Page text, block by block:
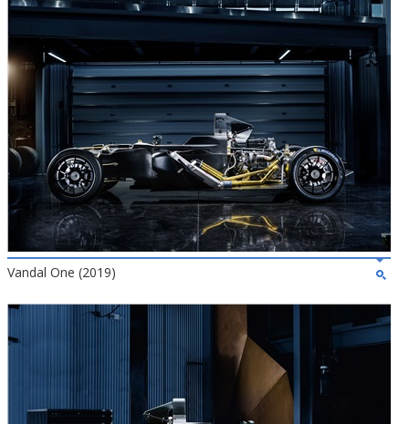
Vandal One (2019)